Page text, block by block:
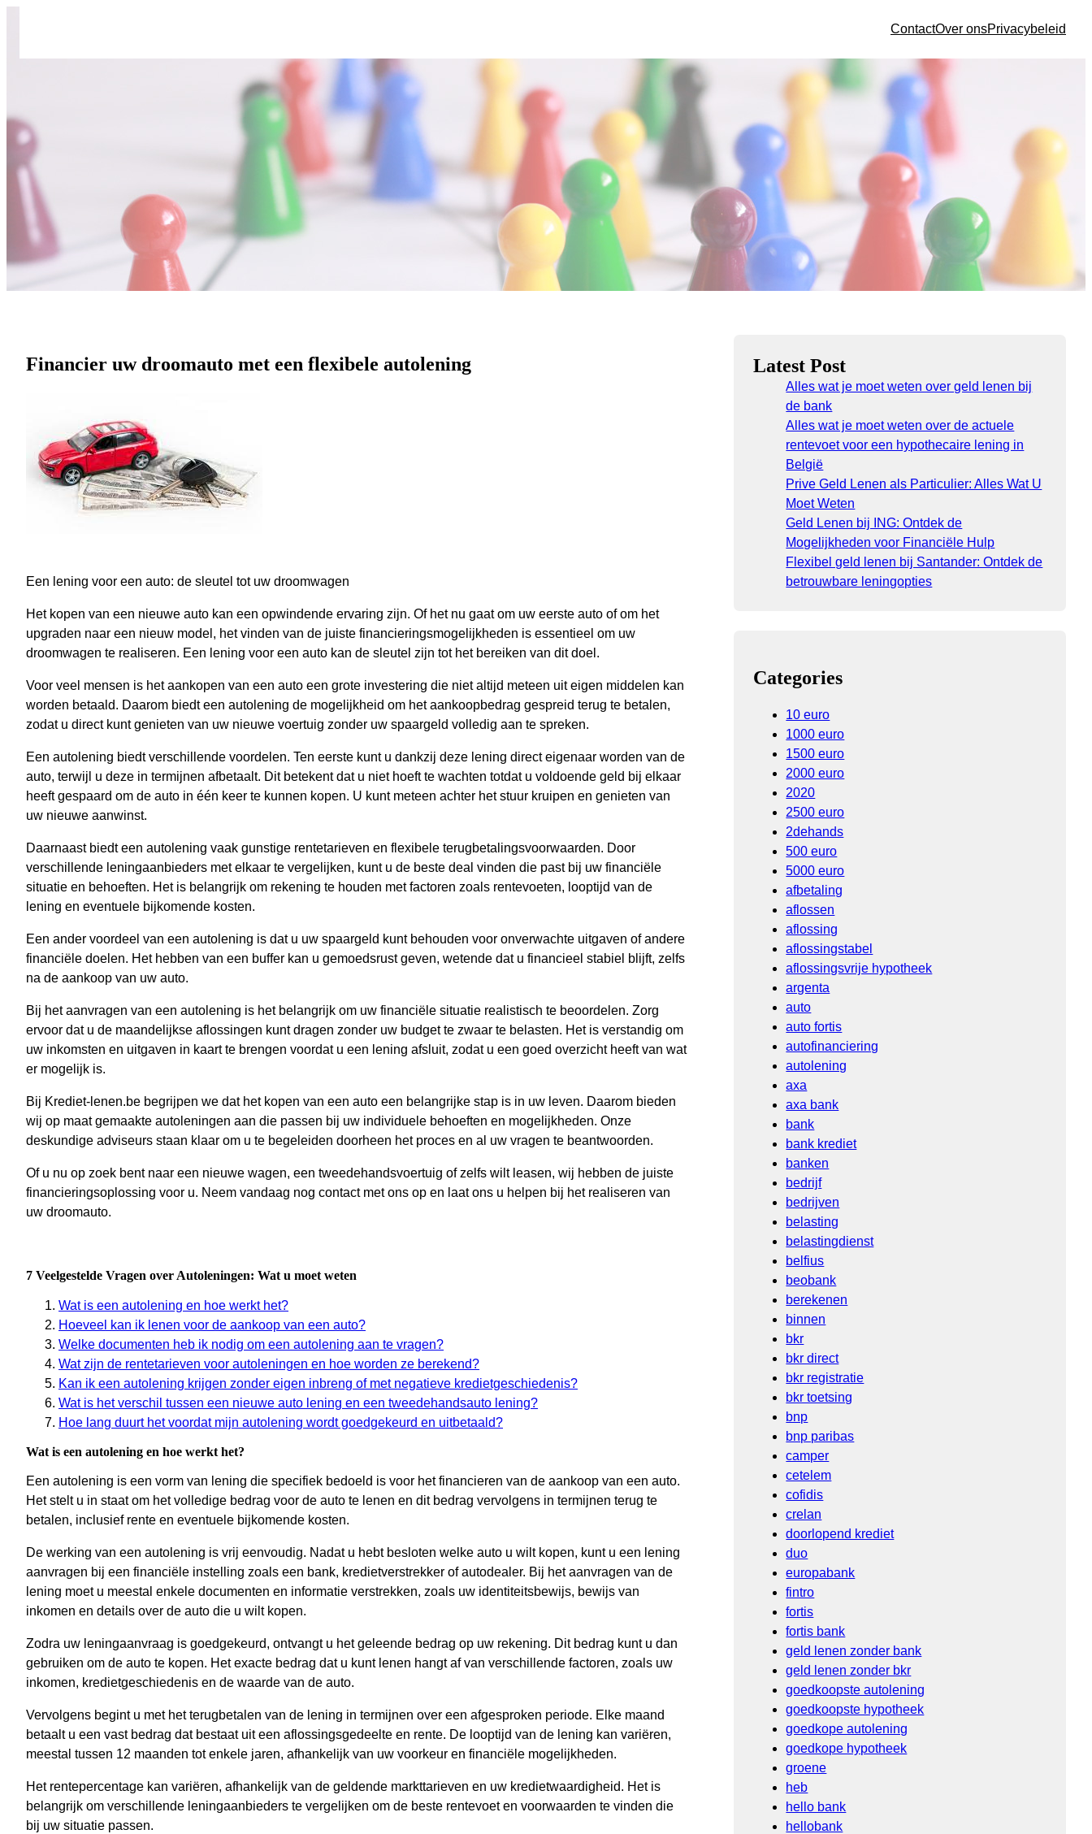
ContactOver onsPrivacybeleid
Financier uw droomauto met een flexibele autolening
Een lening voor een auto: de sleutel tot uw droomwagen
Het kopen van een nieuwe auto kan een opwindende ervaring zijn. Of het nu gaat om uw eerste auto of om het
upgraden naar een nieuw model, het vinden van de juiste financieringsmogelijkheden is essentieel om uw
droomwagen te realiseren. Een lening voor een auto kan de sleutel zijn tot het bereiken van dit doel.
Voor veel mensen is het aankopen van een auto een grote investering die niet altijd meteen uit eigen middelen kan
worden betaald. Daarom biedt een autolening de mogelijkheid om het aankoopbedrag gespreid terug te betalen,
zodat u direct kunt genieten van uw nieuwe voertuig zonder uw spaargeld volledig aan te spreken.
Een autolening biedt verschillende voordelen. Ten eerste kunt u dankzij deze lening direct eigenaar worden van de
auto, terwijl u deze in termijnen afbetaalt. Dit betekent dat u niet hoeft te wachten totdat u voldoende geld bij elkaar
heeft gespaard om de auto in één keer te kunnen kopen. U kunt meteen achter het stuur kruipen en genieten van
uw nieuwe aanwinst.
Daarnaast biedt een autolening vaak gunstige rentetarieven en flexibele terugbetalingsvoorwaarden. Door
verschillende leningaanbieders met elkaar te vergelijken, kunt u de beste deal vinden die past bij uw financiële
situatie en behoeften. Het is belangrijk om rekening te houden met factoren zoals rentevoeten, looptijd van de
lening en eventuele bijkomende kosten.
Een ander voordeel van een autolening is dat u uw spaargeld kunt behouden voor onverwachte uitgaven of andere
financiële doelen. Het hebben van een buffer kan u gemoedsrust geven, wetende dat u financieel stabiel blijft, zelfs
na de aankoop van uw auto.
Bij het aanvragen van een autolening is het belangrijk om uw financiële situatie realistisch te beoordelen. Zorg
ervoor dat u de maandelijkse aflossingen kunt dragen zonder uw budget te zwaar te belasten. Het is verstandig om
uw inkomsten en uitgaven in kaart te brengen voordat u een lening afsluit, zodat u een goed overzicht heeft van wat
er mogelijk is.
Bij Krediet-lenen.be begrijpen we dat het kopen van een auto een belangrijke stap is in uw leven. Daarom bieden
wij op maat gemaakte autoleningen aan die passen bij uw individuele behoeften en mogelijkheden. Onze
deskundige adviseurs staan klaar om u te begeleiden doorheen het proces en al uw vragen te beantwoorden.
Of u nu op zoek bent naar een nieuwe wagen, een tweedehandsvoertuig of zelfs wilt leasen, wij hebben de juiste
financieringsoplossing voor u. Neem vandaag nog contact met ons op en laat ons u helpen bij het realiseren van
uw droomauto.
7 Veelgestelde Vragen over Autoleningen: Wat u moet weten
Wat is een autolening en hoe werkt het?
Hoeveel kan ik lenen voor de aankoop van een auto?
Welke documenten heb ik nodig om een autolening aan te vragen?
Wat zijn de rentetarieven voor autoleningen en hoe worden ze berekend?
Kan ik een autolening krijgen zonder eigen inbreng of met negatieve kredietgeschiedenis?
Wat is het verschil tussen een nieuwe auto lening en een tweedehandsauto lening?
Hoe lang duurt het voordat mijn autolening wordt goedgekeurd en uitbetaald?
Wat is een autolening en hoe werkt het?
Een autolening is een vorm van lening die specifiek bedoeld is voor het financieren van de aankoop van een auto.
Het stelt u in staat om het volledige bedrag voor de auto te lenen en dit bedrag vervolgens in termijnen terug te
betalen, inclusief rente en eventuele bijkomende kosten.
De werking van een autolening is vrij eenvoudig. Nadat u hebt besloten welke auto u wilt kopen, kunt u een lening
aanvragen bij een financiële instelling zoals een bank, kredietverstrekker of autodealer. Bij het aanvragen van de
lening moet u meestal enkele documenten en informatie verstrekken, zoals uw identiteitsbewijs, bewijs van
inkomen en details over de auto die u wilt kopen.
Zodra uw leningaanvraag is goedgekeurd, ontvangt u het geleende bedrag op uw rekening. Dit bedrag kunt u dan
gebruiken om de auto te kopen. Het exacte bedrag dat u kunt lenen hangt af van verschillende factoren, zoals uw
inkomen, kredietgeschiedenis en de waarde van de auto.
Vervolgens begint u met het terugbetalen van de lening in termijnen over een afgesproken periode. Elke maand
betaalt u een vast bedrag dat bestaat uit een aflossingsgedeelte en rente. De looptijd van de lening kan variëren,
meestal tussen 12 maanden tot enkele jaren, afhankelijk van uw voorkeur en financiële mogelijkheden.
Het rentepercentage kan variëren, afhankelijk van de geldende markttarieven en uw kredietwaardigheid. Het is
belangrijk om verschillende leningaanbieders te vergelijken om de beste rentevoet en voorwaarden te vinden die
bij uw situatie passen.
Latest Post
Alles wat je moet weten over geld lenen bij
de bank
Alles wat je moet weten over de actuele
rentevoet voor een hypothecaire lening in
België
Prive Geld Lenen als Particulier: Alles Wat U
Moet Weten
Geld Lenen bij ING: Ontdek de
Mogelijkheden voor Financiële Hulp
Flexibel geld lenen bij Santander: Ontdek de
betrouwbare leningopties
Categories
10 euro
1000 euro
1500 euro
2000 euro
2020
2500 euro
2dehands
500 euro
5000 euro
afbetaling
aflossen
aflossing
aflossingstabel
aflossingsvrije hypotheek
argenta
auto
auto fortis
autofinanciering
autolening
axa
axa bank
bank
bank krediet
banken
bedrijf
bedrijven
belasting
belastingdienst
belfius
beobank
berekenen
binnen
bkr
bkr direct
bkr registratie
bkr toetsing
bnp
bnp paribas
camper
cetelem
cofidis
crelan
doorlopend krediet
duo
europabank
fintro
fortis
fortis bank
geld lenen zonder bank
geld lenen zonder bkr
goedkoopste autolening
goedkoopste hypotheek
goedkope autolening
goedkope hypotheek
groene
heb
hello bank
hellobank